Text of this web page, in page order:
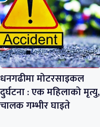
धनगढीमा मोटरसाइकल
दुर्घटना : एक महिलाको मृत्यु,
चालक गम्भीर घाइते